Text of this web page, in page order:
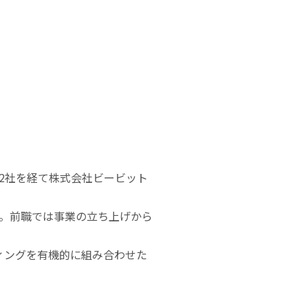
を経て株式会社ビービット
前職では事業の立ち上げから
ングを有機的に組み合わせた